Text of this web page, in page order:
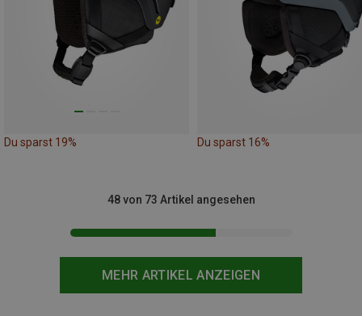
Du sparst 19% Du sparst 16%
MEHR ARTIKEL ANZEIGEN
48 von 73 Artikel angesehen